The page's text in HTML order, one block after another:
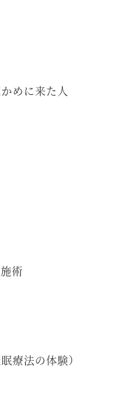
めに来た人
術
療法の体験）